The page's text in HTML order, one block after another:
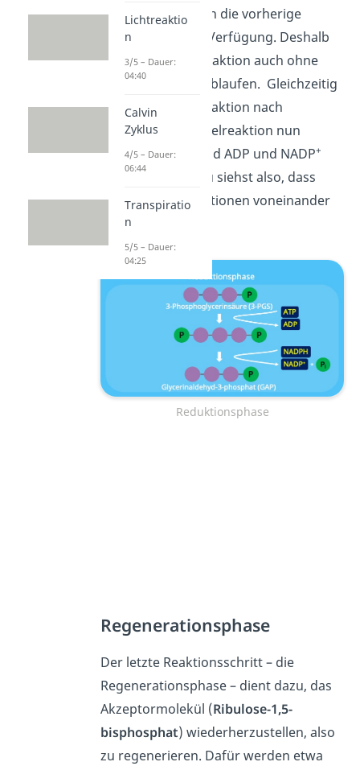
gelernt hast, durch die vorherige
Lichtreaktion zur Verfügung. Deshalb
kann die Dunkelreaktion auch ohne
Licht nicht lange ablaufen. Gleichzeitig
stehen der Lichtreaktion nach
ablaufender Dunkelreaktion nun
wieder ausreichend ADP und NADP+
zur Verfügung. Du siehst also, dass
diese beiden Reaktionen voneinander
abhängig sind.
Reduktionsphase
Regenerationsphase
Der letzte Reaktionsschritt – die
Regenerationsphase – dient dazu, das
Akzeptormolekül (Ribulose-1,5-
bisphosphat) wiederherzustellen, also
zu regenerieren. Dafür werden etwa
Lichtreaktio
n
3/5 – Dauer:
04:40
Calvin
Zyklus
4/5 – Dauer:
06:44
Transpiratio
n
5/5 – Dauer:
04:25